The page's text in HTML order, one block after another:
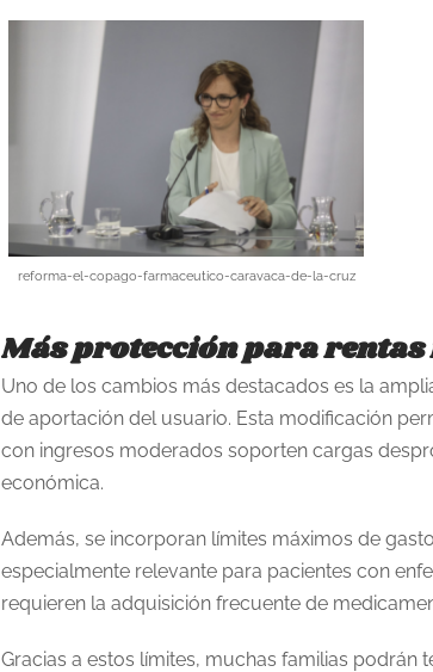
reforma-el-copago-farmaceutico-caravaca-de-la-cruz
Más protección para rentas
Uno de los cambios más destacados es la
de aportación del usuario. Esta modificación
con ingresos moderados soporten cargas
económica.
Además, se incorporan límites máximos de
especialmente relevante para pacientes con
requieren la adquisición frecuente de
Gracias a estos límites, muchas familias